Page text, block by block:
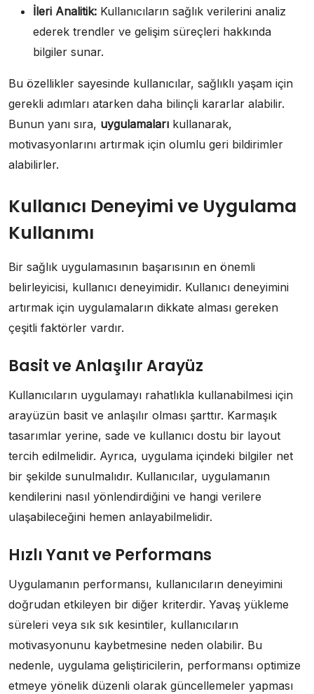
İleri Analitik: Kullanıcıların sağlık verilerini analiz
ederek trendler ve gelişim süreçleri hakkında
bilgiler sunar.
Bu özellikler sayesinde kullanıcılar, sağlıklı yaşam için
gerekli adımları atarken daha bilinçli kararlar alabilir.
Bunun yanı sıra, uygulamaları kullanarak,
motivasyonlarını artırmak için olumlu geri bildirimler
alabilirler.
Kullanıcı Deneyimi ve Uygulama
Kullanımı
Bir sağlık uygulamasının başarısının en önemli
belirleyicisi, kullanıcı deneyimidir. Kullanıcı deneyimini
artırmak için uygulamaların dikkate alması gereken
çeşitli faktörler vardır.
Basit ve Anlaşılır Arayüz
Kullanıcıların uygulamayı rahatlıkla kullanabilmesi için
arayüzün basit ve anlaşılır olması şarttır. Karmaşık
tasarımlar yerine, sade ve kullanıcı dostu bir layout
tercih edilmelidir. Ayrıca, uygulama içindeki bilgiler net
bir şekilde sunulmalıdır. Kullanıcılar, uygulamanın
kendilerini nasıl yönlendirdiğini ve hangi verilere
ulaşabileceğini hemen anlayabilmelidir.
Hızlı Yanıt ve Performans
Uygulamanın performansı, kullanıcıların deneyimini
doğrudan etkileyen bir diğer kriterdir. Yavaş yükleme
süreleri veya sık sık kesintiler, kullanıcıların
motivasyonunu kaybetmesine neden olabilir. Bu
nedenle, uygulama geliştiricilerin, performansı optimize
etmeye yönelik düzenli olarak güncellemeler yapması